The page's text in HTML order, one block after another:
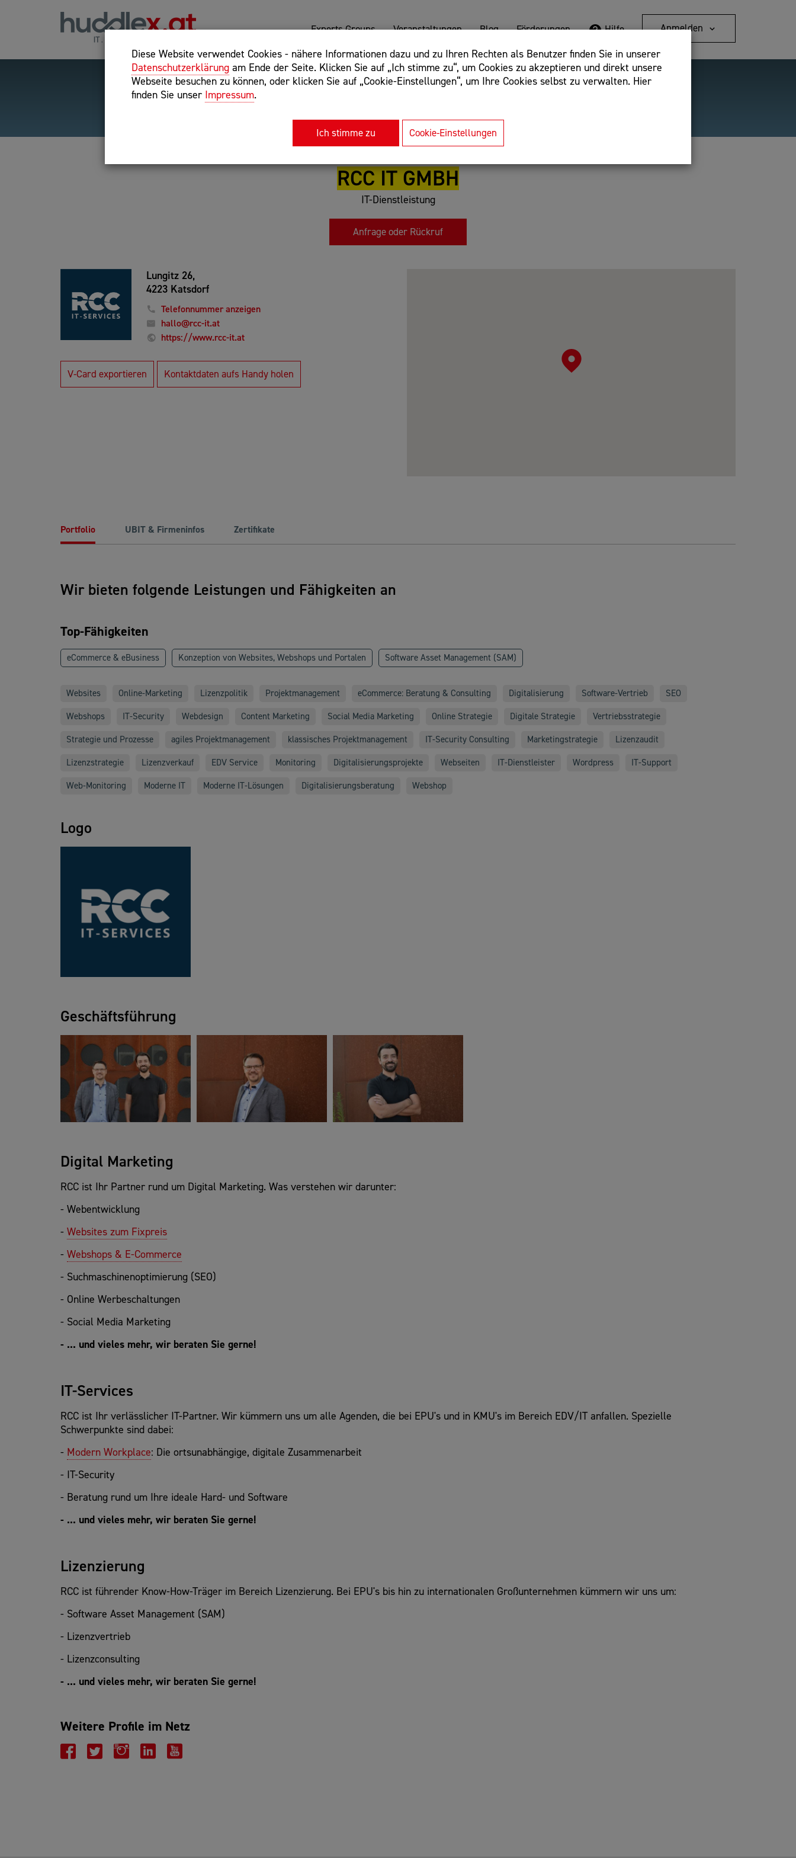
Diese Website verwendet Cookies - nähere Informationen dazu und zu Ihren Rechten als Benutzer finden Sie in unserer
Datenschutzerklärung am Ende der Seite. Klicken Sie auf „Ich stimme zu“, um Cookies zu akzeptieren und direkt unsere
Webseite besuchen zu können, oder klicken Sie auf „Cookie-Einstellungen“, um Ihre Cookies selbst zu verwalten. Hier
finden Sie unser Impressum.
Ich stimme zu Cookie-Einstellungen
Experts Groups Veranstaltungen Blog Förderungen Hilfe Anmelden
Hilfreiche Suchparameter: Begriff einschließen: +webshop, Begriff ausschließen: -webshop,
Exakter Suchbegriff: "internet of things"
Detailsuche
RCC IT GMBH
IT-Dienstleistung
Anfrage oder Rückruf
Lungitz 26,
4223 Katsdorf
Telefonnummer anzeigen
hallo@rcc-it.at
https://www.rcc-it.at
V-Card exportieren Kontaktdaten aufs Handy holen
Portfolio UBIT & Firmeninfos Zertifikate
Wir bieten folgende Leistungen und Fähigkeiten an
Top-Fähigkeiten
eCommerce & eBusiness Konzeption von Websites, Webshops und Portalen Software Asset Management (SAM)
Websites Online-Marketing Lizenzpolitik Projektmanagement eCommerce: Beratung & Consulting Digitalisierung Software-Vertrieb
SEO
Webshops
IT-Security Webdesign Content Marketing Social Media Marketing Online Strategie Digitale Strategie
Vertriebsstrategie
Strategie und Prozesse
agiles Projektmanagement klassisches Projektmanagement IT-Security Consulting Marketingstrategie
Lizenzaudit
Lizenzstrategie
Lizenzverkauf EDV Service Monitoring Digitalisierungsprojekte Webseiten IT-Dienstleister Wordpress
IT-Support
Web-Monitoring
Moderne IT Moderne IT-Lösungen Digitalisierungsberatung Webshop
Logo
Geschäftsführung
Digital Marketing
RCC ist Ihr Partner rund um Digital Marketing. Was verstehen wir darunter:
- Webentwicklung
- Websites zum Fixpreis
- Webshops & E-Commerce
- Suchmaschinenoptimierung (SEO)
- Online Werbeschaltungen
- Social Media Marketing
- ... und vieles mehr, wir beraten Sie gerne!
IT-Services
RCC ist Ihr verlässlicher IT-Partner. Wir kümmern uns um alle Agenden, die bei EPU's und in KMU's im Bereich EDV/IT anfallen. Spezielle
Schwerpunkte sind dabei:
- Modern Workplace: Die ortsunabhängige, digitale Zusammenarbeit
- IT-Security
- Beratung rund um Ihre ideale Hard- und Software
- ... und vieles mehr, wir beraten Sie gerne!
Lizenzierung
RCC ist führender Know-How-Träger im Bereich Lizenzierung. Bei EPU's bis hin zu internationalen Großunternehmen kümmern wir uns um:
- Software Asset Management (SAM)
- Lizenzvertrieb
- Lizenzconsulting
- ... und vieles mehr, wir beraten Sie gerne!
Weitere Profile im Netz